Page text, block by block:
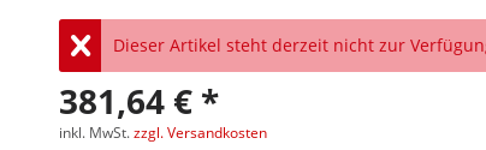
Dieser Artikel steht derzeit nicht zur
381,64 € *
inkl. MwSt.zzgl. Versandkosten